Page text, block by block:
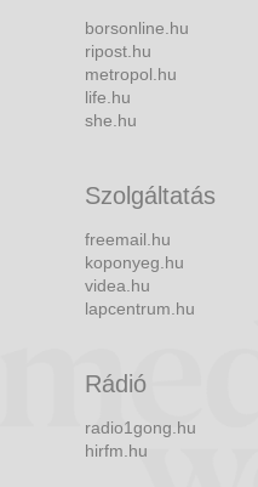
borsonline.hu
ripost.hu
metropol.hu
life.hu
she.hu
Szolgáltatás
freemail.hu
koponyeg.hu
videa.hu
lapcentrum.hu
Rádió
radio1gong.hu
hirfm.hu